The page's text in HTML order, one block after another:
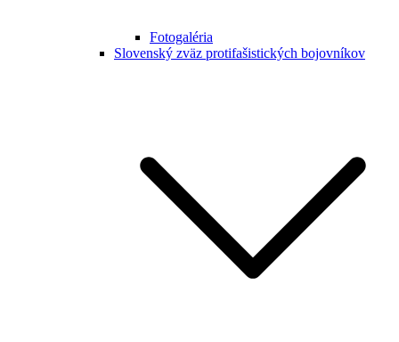
Fotogaléria
Slovenský zväz protifašistických bojovníkov